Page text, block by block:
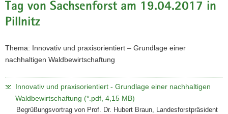
Tag von Sachsenforst am 19.04.2017 in
Pillnitz
Thema: Innovativ und praxisorientiert – Grundlage einer
nachhaltigen Waldbewirtschaftung
Innovativ und praxisorientiert - Grundlage einer nachhaltigen
Waldbewirtschaftung (*.pdf, 4,15 MB)
Begrüßungsvortrag von Prof. Dr. Hubert Braun, Landesforstpräsident